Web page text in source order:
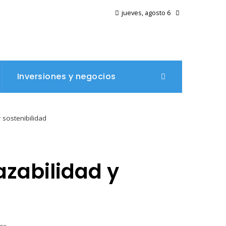
jueves, agosto 6
Inversiones y negocios
y